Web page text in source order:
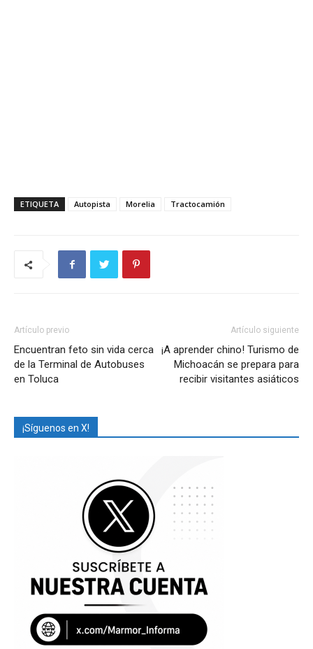
ETIQUETA Autopista Morelia Tractocamión
Artículo previo
Encuentran feto sin vida cerca
de la Terminal de Autobuses
en Toluca
Artículo siguiente
¡A aprender chino! Turismo de
Michoacán se prepara para
recibir visitantes asiáticos
¡Síguenos en X!